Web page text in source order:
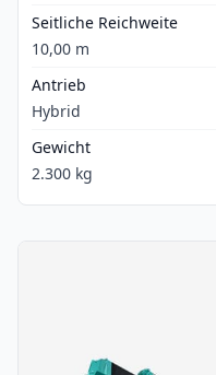
Seitliche Reichweite
10,00 m
Antrieb
Hybrid
Gewicht
2.300 kg